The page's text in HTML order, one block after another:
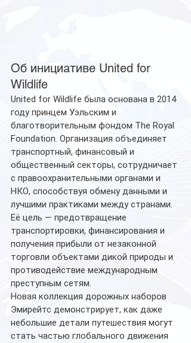
Об инициативе United for
Wildlife
United for Wildlife была основана в 2014
году принцем Уэльским и
благотворительным фондом The Royal
Foundation. Организация объединяет
транспортный, финансовый и
общественный секторы, сотрудничает
с правоохранительными органами и
НКО, способствуя обмену данными и
лучшими практиками между странами.
Её цель — предотвращение
транспортировки, финансирования и
получения прибыли от незаконной
торговли объектами дикой природы и
противодействие международным
преступным сетям.
Новая коллекция дорожных наборов
Эмирейтс демонстрирует, как даже
небольшие детали путешествия могут
стать частью глобального движения